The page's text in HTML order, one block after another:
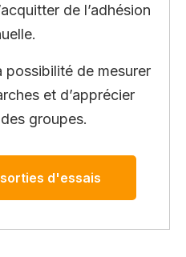
de l’adhésion
possibilité de mesurer
et d’apprécier
groupes.
d'essais